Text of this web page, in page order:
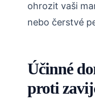
ohrozit vaši
nebo čerstvé
Účinné
proti